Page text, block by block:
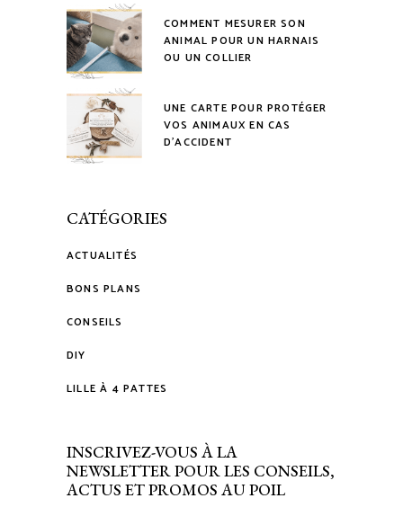
COMMENT MESURER SON
ANIMAL POUR UN HARNAIS
OU UN COLLIER
UNE CARTE POUR PROTÉGER
VOS ANIMAUX EN CAS
D’ACCIDENT
CATÉGORIES
ACTUALITÉS
BONS PLANS
CONSEILS
DIY
LILLE À 4 PATTES
INSCRIVEZ-VOUS À LA
NEWSLETTER POUR LES CONSEILS,
ACTUS ET PROMOS AU POIL